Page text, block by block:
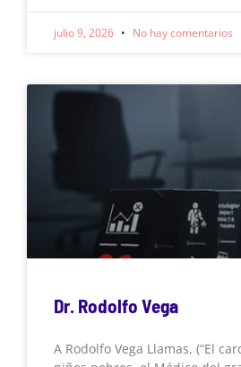
julio 9, 2026 No hay comentarios
Dr. Rodolfo Vega
A Rodolfo Vega Llamas, (“El